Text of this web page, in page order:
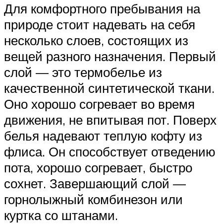
Для комфортного пребывания на
природе стоит надевать на себя
несколько слоев, состоящих из
вещей разного назначения. Первый
слой — это термобелье из
качественной синтетической ткани.
Оно хорошо согревает во время
движения, не впитывая пот. Поверх
белья надевают теплую кофту из
флиса. Он способствует отведению
пота, хорошо согревает, быстро
сохнет. Завершающий слой —
горнолыжный комбинезон или
куртка со штанами.